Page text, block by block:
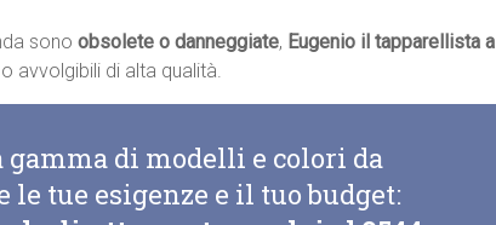
sono obsolete o danneggiate, Eugenio il tapparellista a
avvolgibili di alta qualità.
gamma di modelli e colori da
le tue esigenze e il tuo budget: